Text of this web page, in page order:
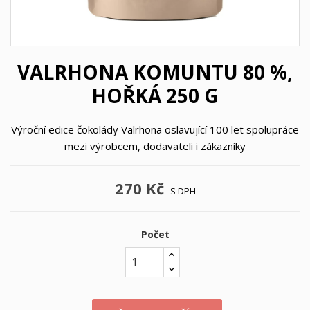
VALRHONA KOMUNTU 80 %,
HOŘKÁ 250 G
Výroční edice čokolády Valrhona oslavující 100 let spolupráce
mezi výrobcem, dodavateli i zákazníky
270 Kč S DPH
Počet